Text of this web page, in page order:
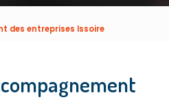
des entreprises Issoire